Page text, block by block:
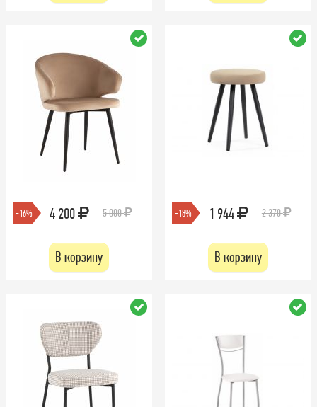
-16% 4 200 5 000
В корзину
-18% 1 944 2 370
В корзину